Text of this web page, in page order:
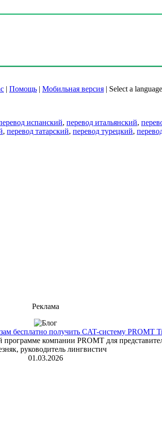
| Помощь | Мобильная версия | Select a language
испанский, перевод итальянский,
, перевод татарский, перевод турецкий,
Реклама
бесплатно получить CAT-систему PROMT
компании PROMT для
руководитель лингвистич
01.03.2026